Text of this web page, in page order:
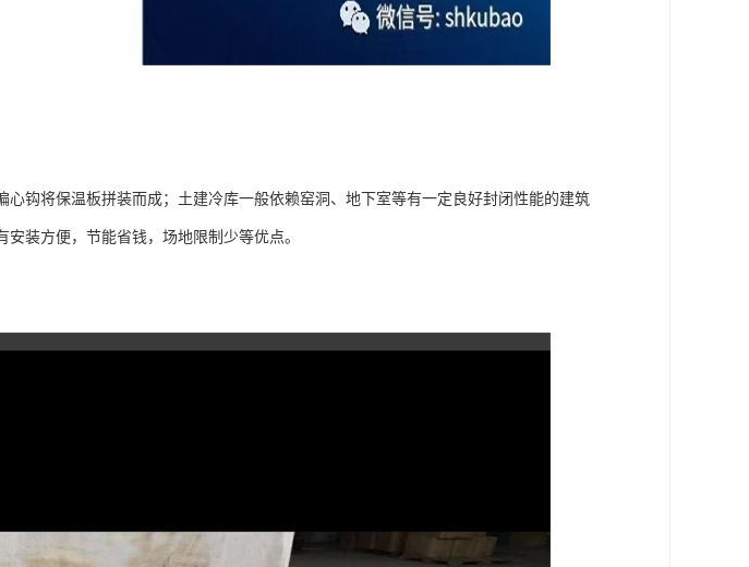
钩将保温板拼装而成；土建冷库一般依赖窑洞、地下室等有一定良好封闭性能的建筑
装方便，节能省钱，场地限制少等优点。